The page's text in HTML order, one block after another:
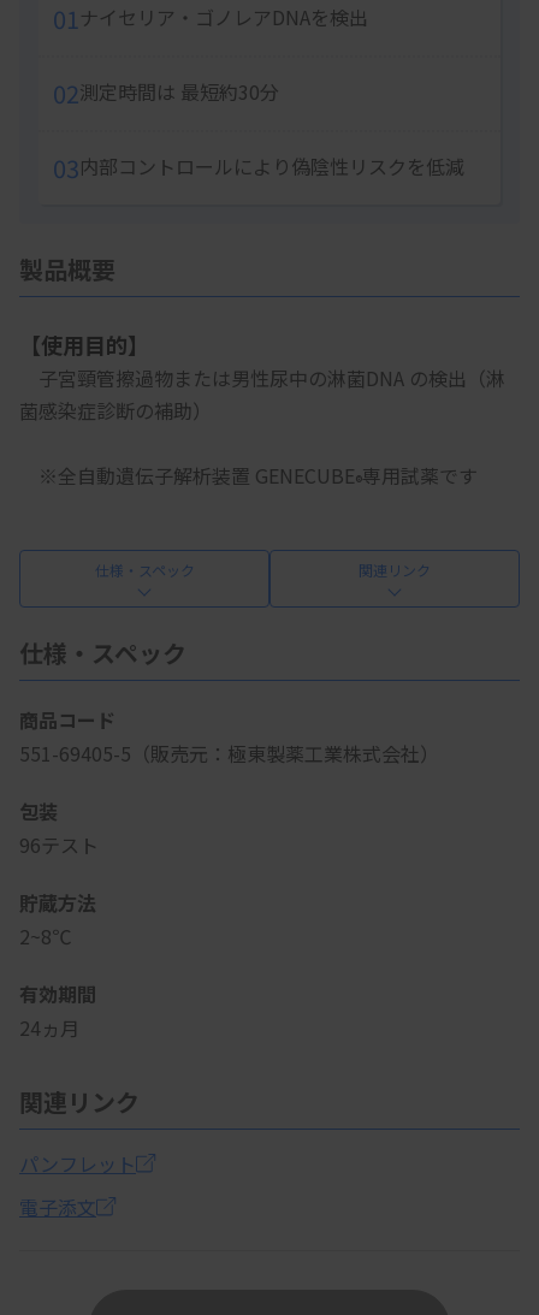
01ナイセリア・ゴノレアDNAを検出
02測定時間は 最短約30分
03内部コントロールにより偽陰性リスクを低減
製品概要
【使用目的】
子宮頸管擦過物または男性尿中の淋菌DNA の検出（淋
菌感染症診断の補助）
※全自動遺伝子解析装置 GENECUBE®専用試薬です
仕様・スペック 関連リンク
仕様・スペック
商品コード
551-69405-5（販売元：極東製薬工業株式会社）
包装
96テスト
貯蔵方法
2~8℃
有効期間
24ヵ月
関連リンク
パンフレット
電子添文